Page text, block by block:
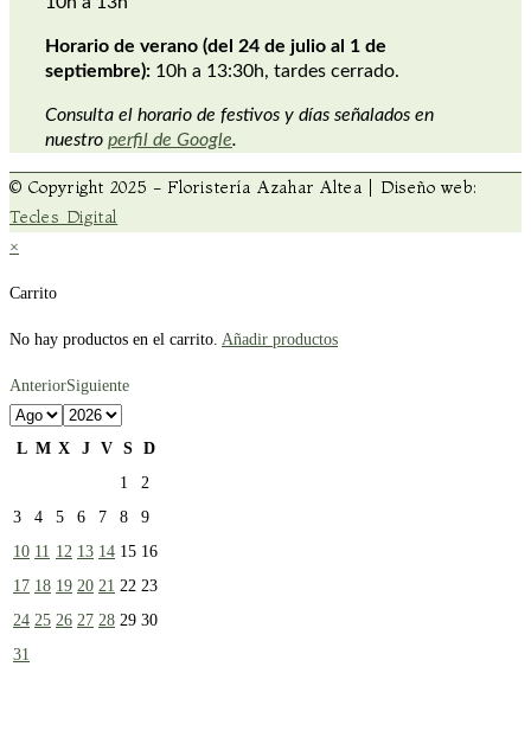
Horario de verano (del 24 de julio al 1 de
septiembre): 10h a 13:30h, tardes cerrado.
Consulta el horario de festivos y días señalados en
nuestro perfil de Google.
© Copyright 2025 - Floristería Azahar Altea | Diseño web:
Tecles Digital
×
Carrito
No hay productos en el carrito. Añadir productos
AnteriorSiguiente
L M X J V S D
1
2
3
4 5 6 7 8
9
10 11 12 13 14 15 16
17 18 19 20 21 22 23
24 25 26 27 28 29 30
31